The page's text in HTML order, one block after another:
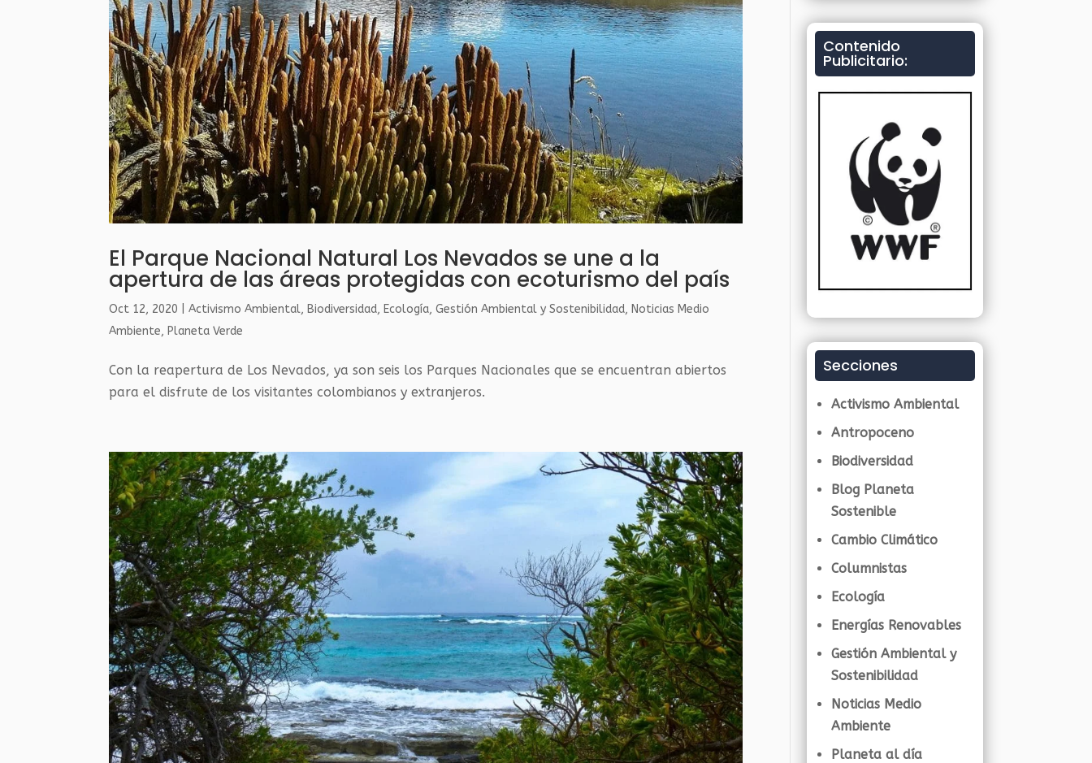
El Parque Nacional Natural Los Nevados se une a la
apertura de las áreas protegidas con ecoturismo del país
Oct 12, 2020 |Activismo Ambiental, Biodiversidad, Ecología,Gestión Ambiental y Sostenibilidad, Noticias Medio
Ambiente, Planeta Verde
Con la reapertura de Los Nevados, ya son seis los Parques Nacionales que se encuentran abiertos
para el disfrute de los visitantes colombianos y extranjeros.
Contenido
Publicitario:
Secciones
Activismo Ambiental
Antropoceno
Biodiversidad
Blog Planeta
Sostenible
Cambio Climático
Columnistas
Ecología
Energías Renovables
Gestión Ambiental y
Sostenibilidad
Noticias Medio
Ambiente
Planeta al día